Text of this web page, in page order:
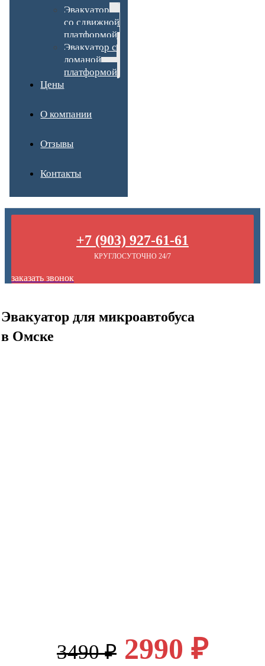
Эвакуатор
со сдвижной
платформой
Эвакуатор с
ломаной
платформой
Цены
О компании
Отзывы
Контакты
+7 (903) 927-61-61
КРУГЛОСУТОЧНО 24/7
заказать звонок
Эвакуатор для микроавтобуса
в Омске
3490 ₽ 2990 ₽